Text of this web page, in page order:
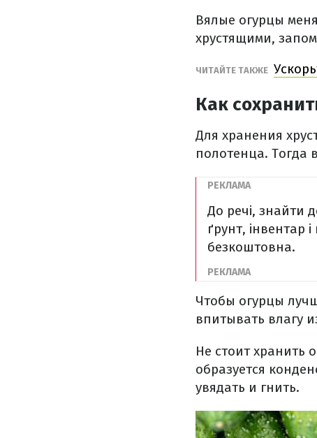
Вялые огурцы
хрустящими,
ЧИТАЙТЕ ТАКЖЕ
Как
Для хранения
полотенца. Тогда
До речі, знайти
ґрунт, інвентар
безкоштовна.
Чтобы огурцы
впитывать влагу
Не стоит хранить
образуется
увядать и гнить.